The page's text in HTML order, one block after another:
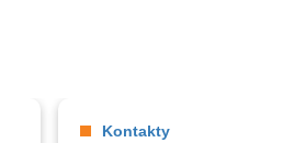
Kontakty